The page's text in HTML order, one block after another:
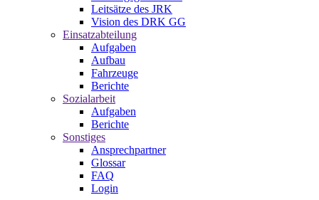
Leitsätze des JRK
Vision des DRK GG
Einsatzabteilung
Aufgaben
Aufbau
Fahrzeuge
Berichte
Sozialarbeit
Aufgaben
Berichte
Sonstiges
Ansprechpartner
Glossar
FAQ
Login